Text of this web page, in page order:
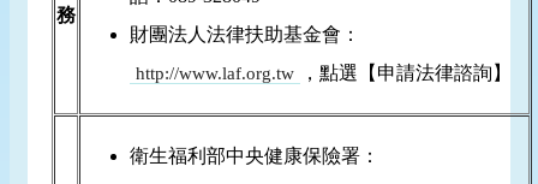
務
財團法人法律扶助基金會：
http://www.laf.org.tw ，點選【申請法律諮詢】
衛生福利部中央健康保險署：